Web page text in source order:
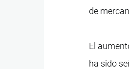
de
El
ha sido